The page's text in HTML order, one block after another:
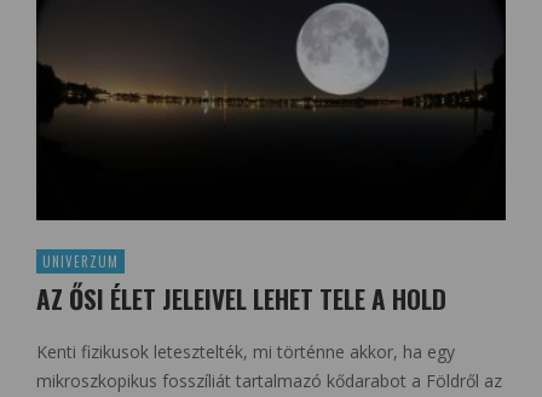
UNIVERZUM
AZ ŐSI ÉLET JELEIVEL LEHET TELE A HOLD
Kenti fizikusok letesztelték, mi történne akkor, ha egy
mikroszkopikus fosszíliát tartalmazó kődarabot a Földről az